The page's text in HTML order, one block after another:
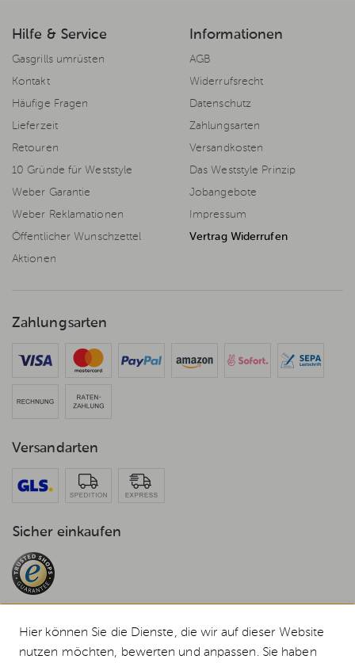
Hilfe & Service
Gasgrills umrüsten
Kontakt
Häufige Fragen
Lieferzeit
Retouren
10 Gründe für Weststyle
Weber Garantie
Weber Reklamationen
Öffentlicher Wunschzettel
Aktionen
Informationen
AGB
Widerrufsrecht
Datenschutz
Zahlungsarten
Versandkosten
Das Weststyle Prinzip
Jobangebote
Impressum
Vertrag Widerrufen
Zahlungsarten
Versandarten
Sicher einkaufen
Hier können Sie die Dienste, die wir auf dieser Website
nutzen möchten, bewerten und anpassen. Sie haben